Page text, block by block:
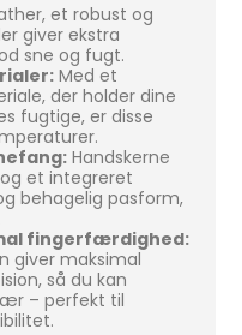
et robust og
giver ekstra
sne og fugt.
Med et
der holder dine
fugtige, er disse
Handskerne
et integreret
behagelig pasform,
fingerfærdighed:
giver maksimal
så du kan
– perfekt til